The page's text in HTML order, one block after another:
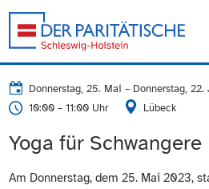
Donnerstag, 25. Mai – Donnerstag,
10:00 – 11:00 Uhr
Lübeck
Yoga für Schwangere
Am Donnerstag, dem 25. Mai 2023,